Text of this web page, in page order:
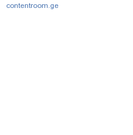
contentroom.ge